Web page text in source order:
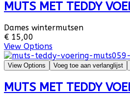
MUTS MET TEDDY
Dames wintermutsen
€ 15,00
View Options
View Options Voeg toe aan verlanglijst
MUTS MET TEDDY